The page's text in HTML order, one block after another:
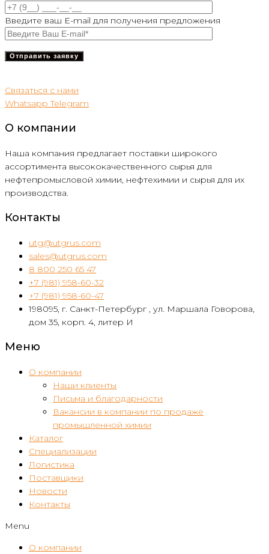
Введите ваш E-mail для получения предложения
Связаться с нами
Whatsapp Telegram
О компании
Наша компания предлагает поставки широкого
ассортимента высококачественного сырья для
нефтепромысловой химии, нефтехимии и сырья для их
производства.
Контакты
utg@utgrus.com
sales@utgrus.com
8 800 250 65 47
+7 (981) 958-60-32
+7 (981) 958-60-47
198095, г. Санкт-Петербург , ул. Маршала Говорова,
дом 35, корп. 4, литер И
Меню
О компании
Наши клиенты
Письма и благодарности
Вакансии в компании по продаже
промышленной химии
Каталог
Специализации
Логистика
Поставщики
Новости
Контакты
Menu
О компании